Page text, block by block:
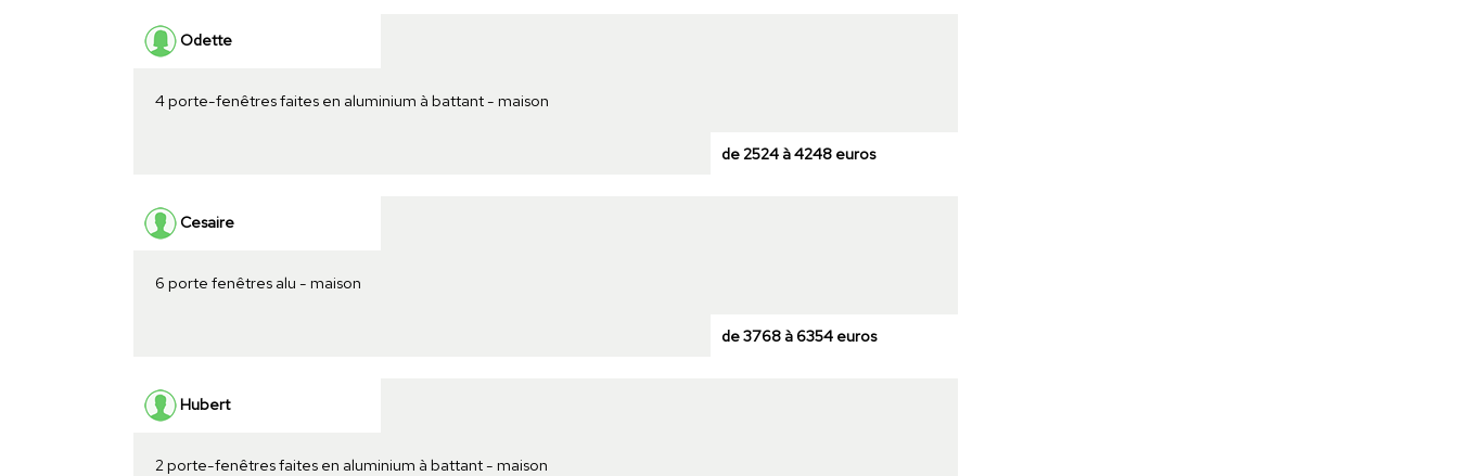
Odette
4 porte-fenêtres faites en aluminium à battant - maison
de 2524 à 4248 euros
Cesaire
6 porte fenêtres alu - maison
de 3768 à 6354 euros
Hubert
2 porte-fenêtres faites en aluminium à battant - maison